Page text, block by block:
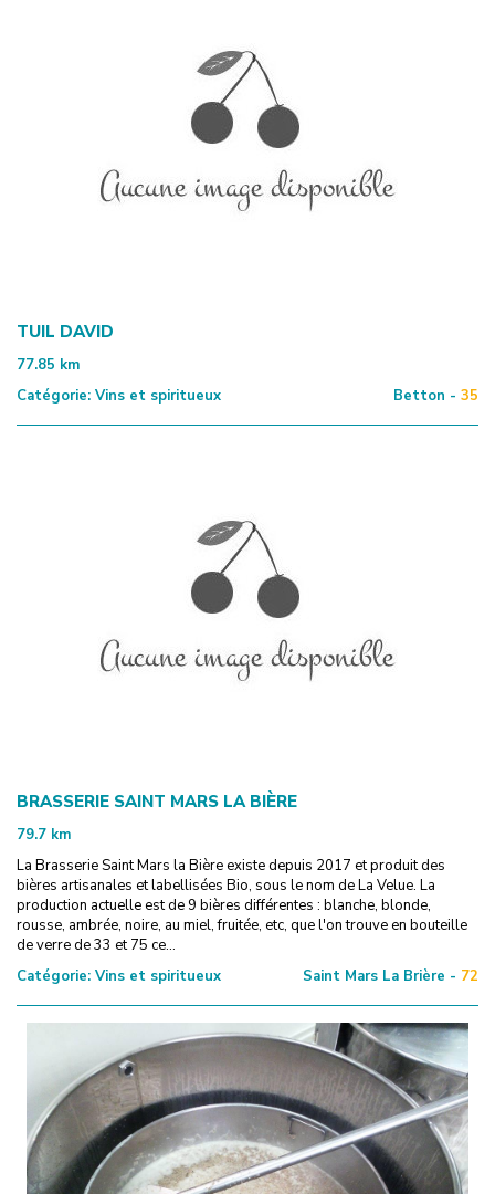
TUIL DAVID
77.85 km
Catégorie: Vins et spiritueux Betton - 35
BRASSERIE SAINT MARS LA BIÈRE
79.7 km
La Brasserie Saint Mars la Bière existe depuis 2017 et produit des
bières artisanales et labellisées Bio, sous le nom de La Velue. La
production actuelle est de 9 bières différentes : blanche, blonde,
rousse, ambrée, noire, au miel, fruitée, etc, que l'on trouve en bouteille
de verre de 33 et 75 ce...
Catégorie: Vins et spiritueux Saint Mars La Brière - 72